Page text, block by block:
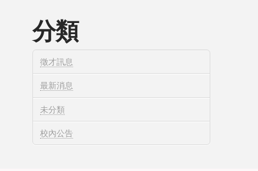
分類
徵才訊息
最新消息
未分類
校內公告